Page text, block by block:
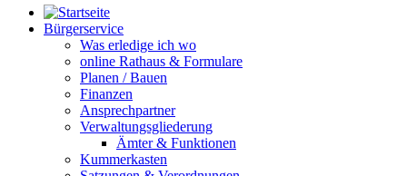
Bürgerservice
Was erledige ich wo
online Rathaus & Formulare
Planen / Bauen
Finanzen
Ansprechpartner
Verwaltungsgliederung
Ämter & Funktionen
Kummerkasten